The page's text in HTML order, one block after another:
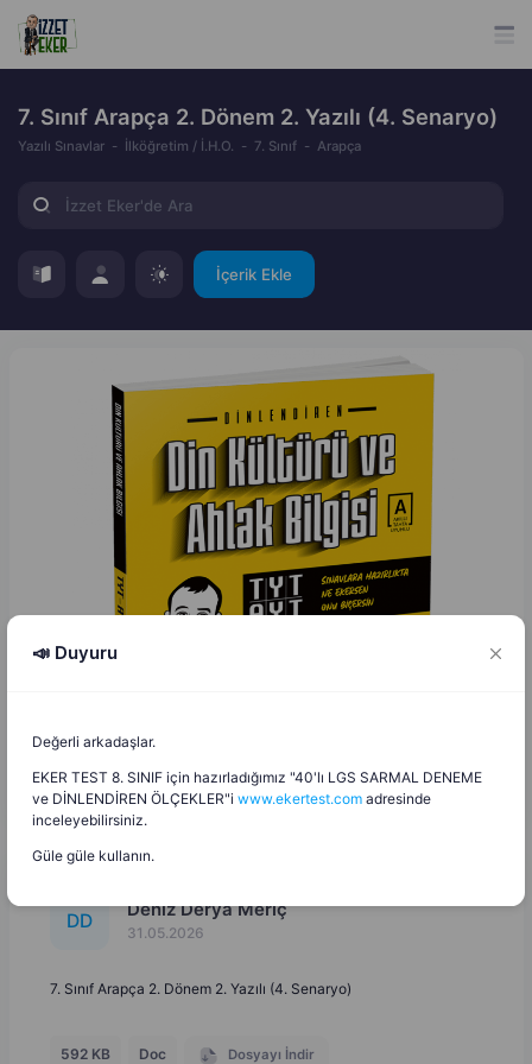
7. Sınıf Arapça 2. Dönem 2. Yazılı (4. Senaryo)
Yazılı Sınavlar İlköğretim / İ.H.O. 7. Sınıf Arapça
İçerik Ekle
DD Deniz Derya Meriç
31.05.2026
7. Sınıf Arapça 2. Dönem 2. Yazılı (4. Senaryo)
592 KB Doc Dosyayı İndir
📣 Duyuru
Değerli arkadaşlar.
EKER TEST 8. SINIF için hazırladığımız "40'lı LGS SARMAL DENEME
ve DİNLENDİREN ÖLÇEKLER"i www.ekertest.com adresinde
inceleyebilirsiniz.
Güle güle kullanın.